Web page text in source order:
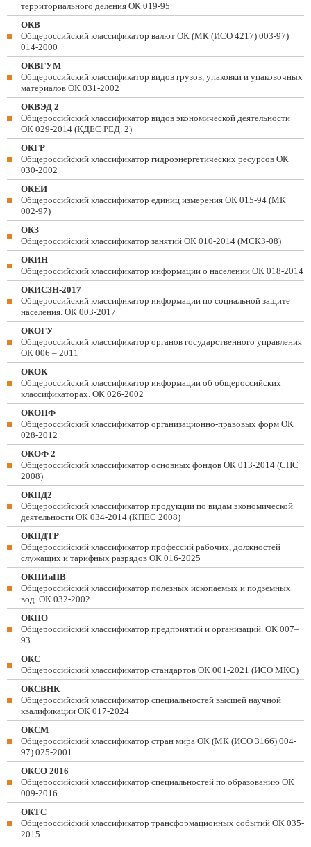
территориального деления ОК 019-95
ОКВ
Общероссийский классификатор валют ОК (МК (ИСО 4217) 003-97)
014-2000
ОКВГУМ
Общероссийский классификатор видов грузов, упаковки и упаковочных
материалов ОК 031-2002
ОКВЭД 2
Общероссийский классификатор видов экономической деятельности
ОК 029-2014 (КДЕС РЕД. 2)
ОКГР
Общероссийский классификатор гидроэнергетических ресурсов ОК
030-2002
ОКЕИ
Общероссийский классификатор единиц измерения ОК 015-94 (МК
002-97)
ОКЗ
Общероссийский классификатор занятий ОК 010-2014 (МСКЗ-08)
ОКИН
Общероссийский классификатор информации о населении ОК 018-2014
ОКИСЗН-2017
Общероссийский классификатор информации по социальной защите
населения. ОК 003-2017
ОКОГУ
Общероссийский классификатор органов государственного управления
ОК 006 – 2011
ОКОК
Общероссийский классификатор информации об общероссийских
классификаторах. ОК 026-2002
ОКОПФ
Общероссийский классификатор организационно-правовых форм ОК
028-2012
ОКОФ 2
Общероссийский классификатор основных фондов ОК 013-2014 (СНС
2008)
ОКПД2
Общероссийский классификатор продукции по видам экономической
деятельности ОК 034-2014 (КПЕС 2008)
ОКПДТР
Общероссийский классификатор профессий рабочих, должностей
служащих и тарифных разрядов ОК 016-2025
ОКПИиПВ
Общероссийский классификатор полезных ископаемых и подземных
вод. ОК 032-2002
ОКПО
Общероссийский классификатор предприятий и организаций. ОК 007–
93
ОКС
Общероссийский классификатор стандартов ОК 001-2021 (ИСО МКС)
ОКСВНК
Общероссийский классификатор специальностей высшей научной
квалификации ОК 017-2024
ОКСМ
Общероссийский классификатор стран мира ОК (МК (ИСО 3166) 004-
97) 025-2001
ОКСО 2016
Общероссийский классификатор специальностей по образованию ОК
009-2016
ОКТС
Общероссийский классификатор трансформационных событий ОК 035-
2015